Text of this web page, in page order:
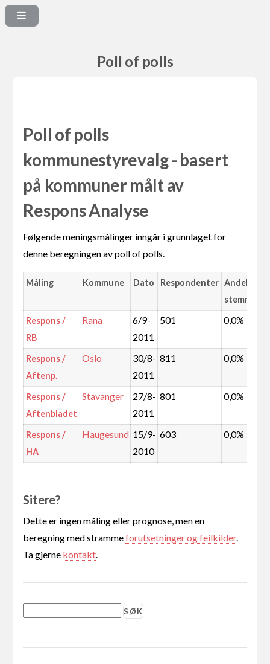
Poll of polls
Poll of polls
kommunestyrevalg - basert
på kommuner målt av
Respons Analyse
Følgende meningsmålinger inngår i grunnlaget for
denne beregningen av poll of polls.
Måling Kommune Dato Respondenter Andel
stemmer
Respons /
RB
Rana
6/9-
2011
501 0,0%
Respons /
Aftenp.
Oslo
30/8-
2011
811 0,0%
Respons /
Aftenbladet
Stavanger
27/8-
2011
801 0,0%
Respons /
HA
Haugesund 15/9-
2010
603 0,0%
Sitere?
Dette er ingen måling eller prognose, men en
beregning med strammeforutsetninger og feilkilder.
Ta gjerne kontakt